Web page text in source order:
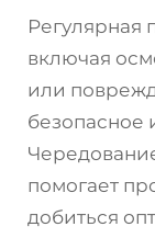
Регулярная
включая
или
безопасное
помогает
добиться